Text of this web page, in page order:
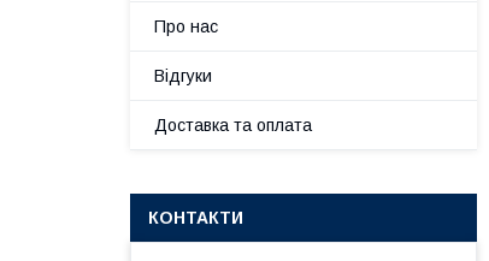
Про нас
Відгуки
Доставка та оплата
КОНТАКТИ